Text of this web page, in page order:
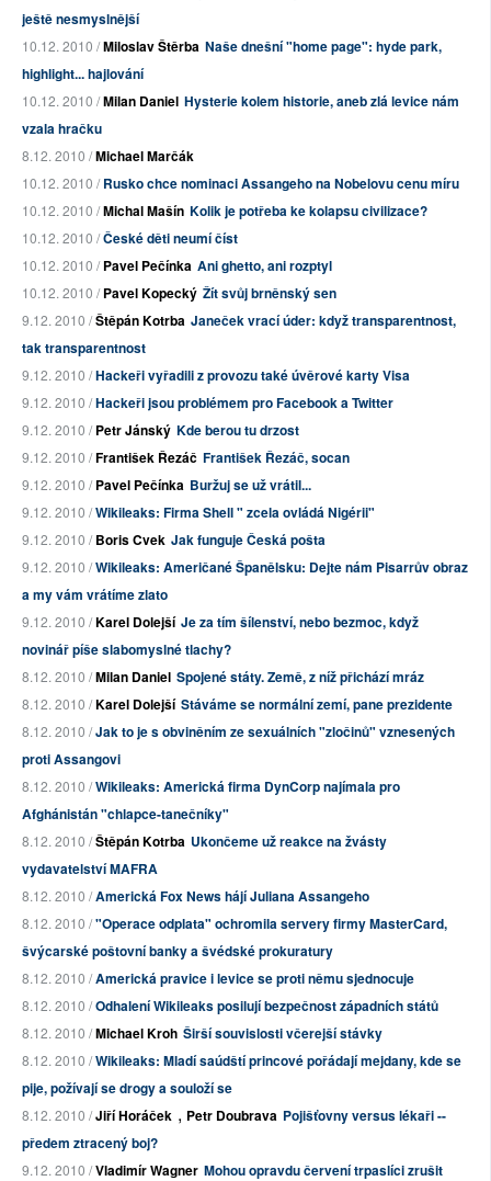
ještě nesmyslnější
10.12. 2010 /Miloslav Štěrba Naše dnešní "home page": hyde park,
highlight... hajlování
10.12. 2010 /Milan Daniel Hysterie kolem historie, aneb zlá levice nám
vzala hračku
8.12. 2010 /Michael Marčák
10.12. 2010 /Rusko chce nominaci Assangeho na Nobelovu cenu míru
10.12. 2010 /Michal Mašín Kolik je potřeba ke kolapsu civilizace?
10.12. 2010 /České děti neumí číst
10.12. 2010 /Pavel Pečínka Ani ghetto, ani rozptyl
10.12. 2010 /Pavel Kopecký Žít svůj brněnský sen
9.12. 2010 /Štěpán Kotrba Janeček vrací úder: když transparentnost,
tak transparentnost
9.12. 2010 /Hackeři vyřadili z provozu také úvěrové karty Visa
9.12. 2010 /Hackeři jsou problémem pro Facebook a Twitter
9.12. 2010 /Petr Jánský Kde berou tu drzost
9.12. 2010 /František Řezáč František Řezáč, socan
9.12. 2010 /Pavel Pečínka Buržuj se už vrátil...
9.12. 2010 /Wikileaks: Firma Shell " zcela ovládá Nigérii"
9.12. 2010 /Boris Cvek Jak funguje Česká pošta
9.12. 2010 /Wikileaks: Američané Španělsku: Dejte nám Pisarrův obraz
a my vám vrátíme zlato
9.12. 2010 /Karel Dolejší Je za tím šílenství, nebo bezmoc, když
novinář píše slabomyslné tlachy?
8.12. 2010 /Milan Daniel Spojené státy. Země, z níž přichází mráz
8.12. 2010 /Karel Dolejší Stáváme se normální zemí, pane prezidente
8.12. 2010 /Jak to je s obviněním ze sexuálních "zločinů" vznesených
proti Assangovi
8.12. 2010 /Wikileaks: Americká firma DynCorp najímala pro
Afghánistán "chlapce-tanečníky"
8.12. 2010 /Štěpán Kotrba Ukončeme už reakce na žvásty
vydavatelství MAFRA
8.12. 2010 /Americká Fox News hájí Juliana Assangeho
8.12. 2010 /"Operace odplata" ochromila servery firmy MasterCard,
švýcarské poštovní banky a švédské prokuratury
8.12. 2010 /Americká pravice i levice se proti němu sjednocuje
8.12. 2010 /Odhalení Wikileaks posilují bezpečnost západních států
8.12. 2010 /Michael Kroh Širší souvislosti včerejší stávky
8.12. 2010 /Wikileaks: Mladí saúdští princové pořádají mejdany, kde se
pije, požívají se drogy a souloží se
8.12. 2010 /Jiří Horáček , Petr Doubrava Pojišťovny versus lékaři --
předem ztracený boj?
9.12. 2010 /Vladimír Wagner Mohou opravdu červení trpaslíci zrušit